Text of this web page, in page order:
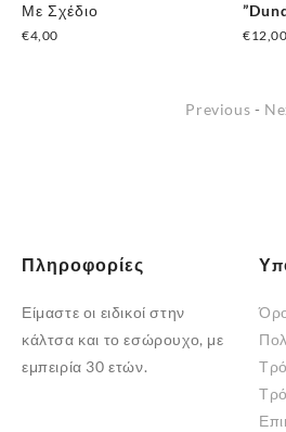
Με Σχέδιο
€4,00 €12,00
Previous -
Πληροφορίες
Είμαστε οι ειδικοί στην
κάλτσα και το εσώρουχο, με
εμπειρία 30 ετών.